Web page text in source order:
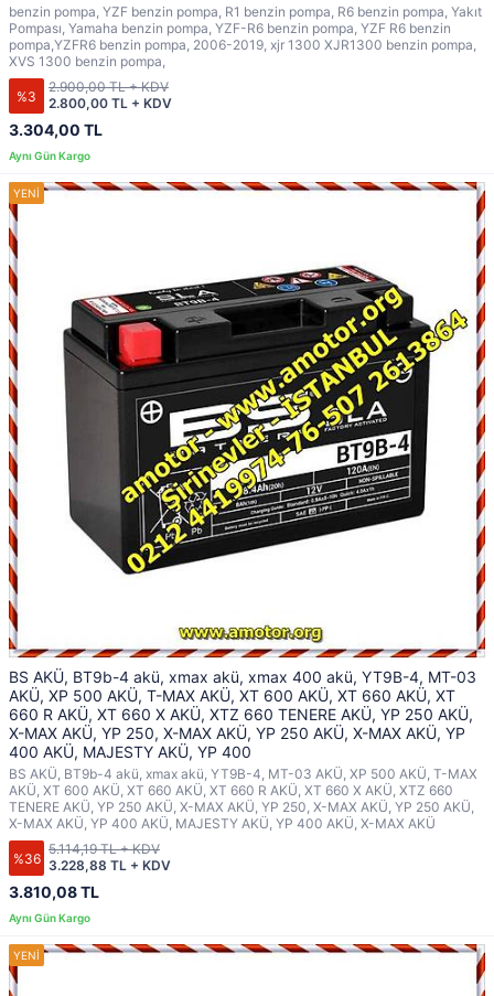
benzin pompa, YZF benzin pompa, R1 benzin pompa, R6 benzin pompa, Yakıt
Pompası, Yamaha benzin pompa, YZF-R6 benzin pompa, YZF R6 benzin
pompa,YZFR6 benzin pompa, 2006-2019, xjr 1300 XJR1300 benzin pompa,
XVS 1300 benzin pompa,
%3
3.304,00 TL
2.800,00 TL + KDV
2.900,00 TL + KDV
BS AKÜ, BT9b-4 akü, xmax akü, xmax 400 akü, YT9B-4, MT-03
AKÜ, XP 500 AKÜ, T-MAX AKÜ, XT 600 AKÜ, XT 660 AKÜ, XT
660 R AKÜ, XT 660 X AKÜ, XTZ 660 TENERE AKÜ, YP 250 AKÜ,
X-MAX AKÜ, YP 250, X-MAX AKÜ, YP 250 AKÜ, X-MAX AKÜ, YP
400 AKÜ, MAJESTY AKÜ, YP 400
BS AKÜ, BT9b-4 akü, xmax akü, YT9B-4, MT-03 AKÜ, XP 500 AKÜ, T-MAX
AKÜ, XT 600 AKÜ, XT 660 AKÜ, XT 660 R AKÜ, XT 660 X AKÜ, XTZ 660
TENERE AKÜ, YP 250 AKÜ, X-MAX AKÜ, YP 250, X-MAX AKÜ, YP 250 AKÜ,
X-MAX AKÜ, YP 400 AKÜ, MAJESTY AKÜ, YP 400 AKÜ, X-MAX AKÜ
%36
3.810,08 TL
3.228,88 TL + KDV
5.114,19 TL + KDV